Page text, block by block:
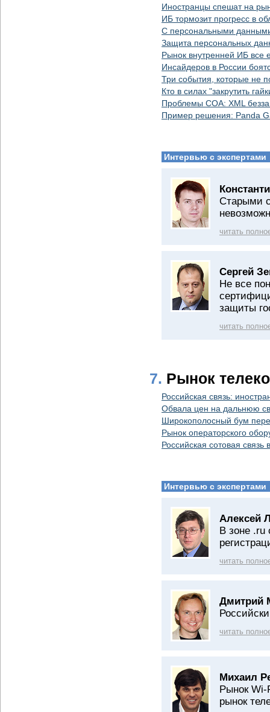
Иностранцы спешат на
ИБ тормозит прогресс в
С персональными
Защита персональных
Рынок внутренней ИБ все
Инсайдеров в России
Три события, которые не
Кто в силах "закрутить
Проблемы СОА: XML
Пример решения: Panda
Интервью с экспертами
Старыми
читать
Сергей
Не все
защиты
читать
7. Рынок
Российская связь:
Обвала цен на дальнюю
Широкополосный бум
Рынок операторского
Российская сотовая
Интервью с экспертами
Алексей
В зоне .ru
читать
Дмитрий
читать
Михаил
Рынок
рынок